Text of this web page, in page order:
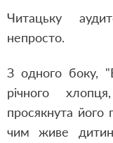
Читацьку
непросто.
З одного боку,
річного
просякнута
чим живе